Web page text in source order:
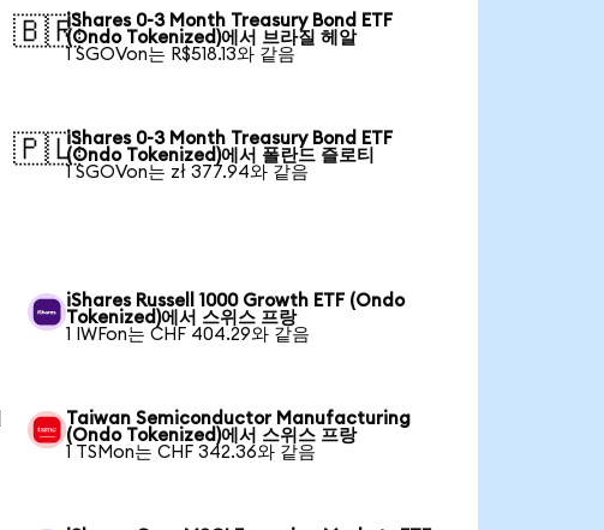
🇧🇷iShares 0-3 Month Treasury Bond ETF
(Ondo Tokenized)에서 브라질 헤알
1 SGOVon는 R$518.13와 같음
🇵🇱iShares 0-3 Month Treasury Bond ETF
(Ondo Tokenized)에서 폴란드 즐로티
1 SGOVon는 zł 377.94와 같음
iShares Russell 1000 Growth ETF (Ondo
Tokenized)에서 스위스 프랑
1 IWFon는 CHF 404.29와 같음
Taiwan Semiconductor Manufacturing
(Ondo Tokenized)에서 스위스 프랑
1 TSMon는 CHF 342.36와 같음